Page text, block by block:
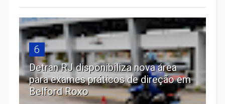
6
Detran RJ disponibiliza nova área
para exames práticos de direção em
Belford Roxo